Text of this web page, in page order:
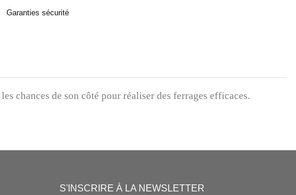
Garanties sécurité
chances de son côté pour réaliser des ferrages efficaces.
S'INSCRIRE À LA NEWSLETTER